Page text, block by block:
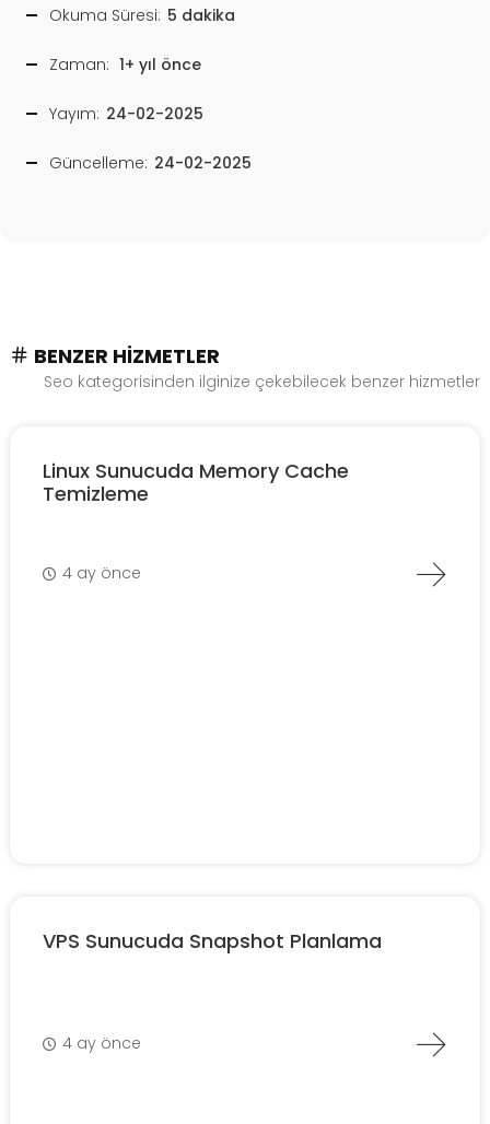
Okuma Süresi: 5 dakika
Zaman: 1+ yıl önce
Yayım: 24-02-2025
Güncelleme: 24-02-2025
BENZER HIZMETLER
Seo kategorisinden ilginize çekebilecek benzer hizmetler
Linux Sunucuda Memory Cache
Temizleme
4 ay önce
VPS Sunucuda Snapshot Planlama
4 ay önce